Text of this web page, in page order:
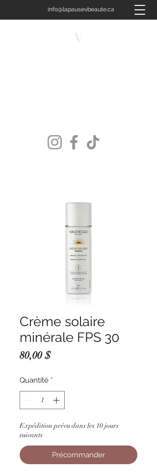
info@lapausevbeaute.ca
Crème solaire
minérale FPS 30
80,00 $Prix
Quantité *
Expédition prévu dans les 10 jours
suivants
Précommander